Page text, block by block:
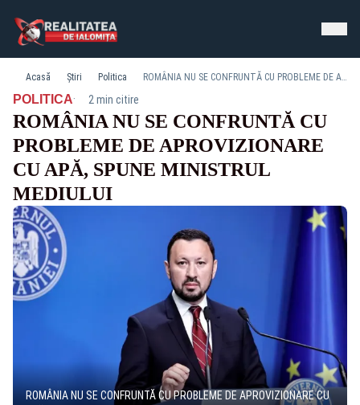
Acasă Știri Politica ROMÂNIA NU SE CONFRUNTĂ CU PROBLEME DE APROVIZIONARE CU APĂ, SPUNE MINISTRUL MEDIULUI
POLITICA· 2 min citire
ROMÂNIA NU SE CONFRUNTĂ CU
PROBLEME DE APROVIZIONARE
CU APĂ, SPUNE MINISTRUL
MEDIULUI
ROMÂNIA NU SE CONFRUNTĂ CU PROBLEME DE APROVIZIONARE CU